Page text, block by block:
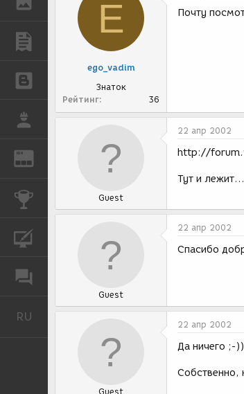
ПУБЛИКАЦИИ
REN
КОНКУРСЫ
RU
E
ego_vadim
Знаток
Рейтинг
36
Почту
Guest
22 апр 2002
http://
Тут и
Guest
22 апр 2002
Спасибо
Guest
22 апр 2002
Да ничего ;-